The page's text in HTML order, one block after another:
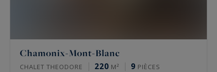
Chamonix-Mont-Blanc
CHALET THEODORE 220 M² 9 PIÈCES